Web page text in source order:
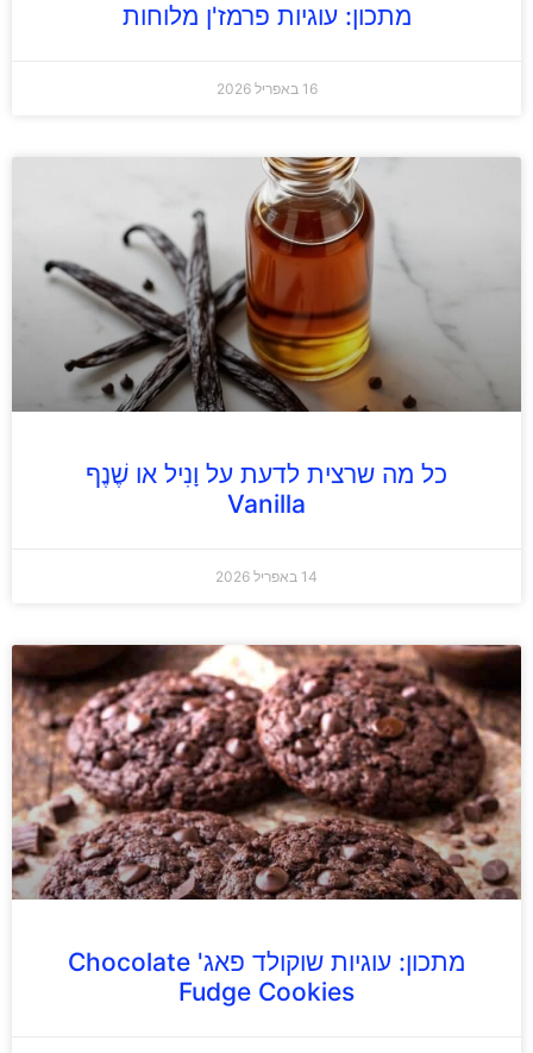
מתכון: עוגיות פרמז'ן מלוחות
16 באפריל 2026
כל מה שרצית לדעת על וָנִיל או שֶׁנֶף
Vanilla
14 באפריל 2026
מתכון: עוגיות שוקולד פאג' Chocolate
Fudge Cookies